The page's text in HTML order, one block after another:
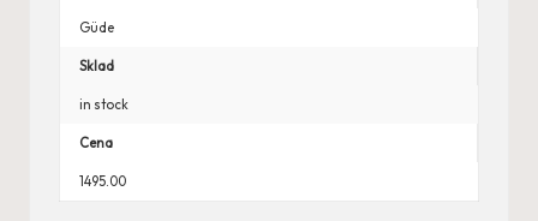
Güde
Sklad
in stock
Cena
1495.00